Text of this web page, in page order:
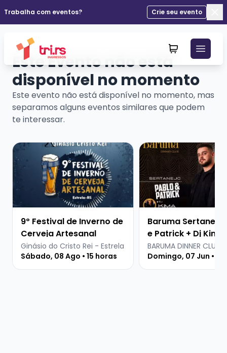
Trabalha com eventos?
Crie seu evento
Este Evento não está
disponível no momento
Este evento não está disponível no momento, mas
separamos alguns eventos similares que podem
te interessar.
Veja mais sobre 9º Festival de Inverno de Cerveja
9º Festival de Inverno de
Cerveja Artesanal
Ginásio do Cristo Rei - Estrela
Sábado, 08 Ago • 15 horas
Veja mais sobre
Baruma Sertanejo
e Patrick + Dj Kima
BARUMA DINNER CLUB
Domingo, 07 Jun •